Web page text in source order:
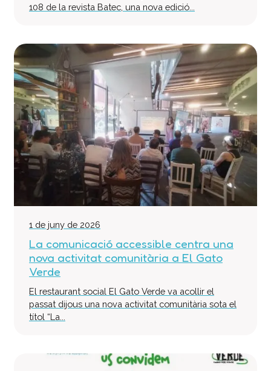
108 de la revista Batec, una nova edició...
1 de juny de 2026
La comunicació accessible centra una
nova activitat comunitària a El Gato
Verde
El restaurant social El Gato Verde va acollir el
passat dijous una nova activitat comunitària sota el
títol “La...